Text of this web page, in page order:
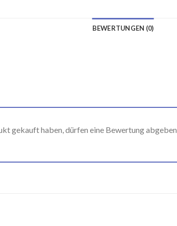
BEWERTUNGEN (0)
gekauft haben, dürfen eine Bewertung abgeben.